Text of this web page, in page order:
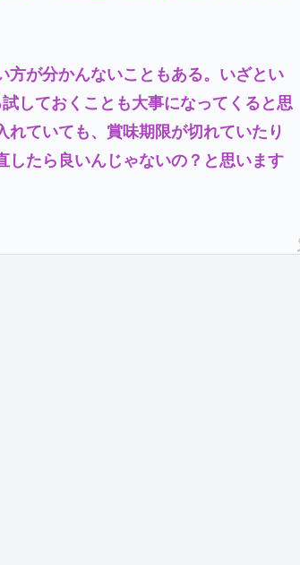
が分かんないこともある。いざとい
しておくことも大事になってくると思
ていても、賞味期限が切れていたり
たら良いんじゃないの？と思います